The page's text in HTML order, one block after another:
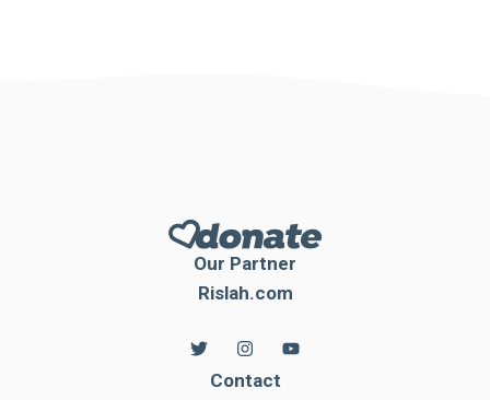
Our Partner
Rislah.com
Contact